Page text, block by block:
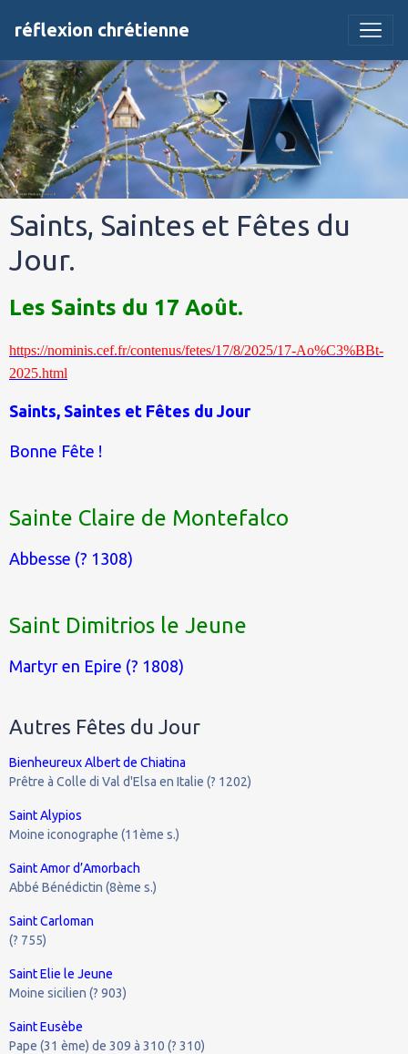
réflexion chrétienne
Saints, Saintes et Fêtes du
Jour.
Les Saints du 17 Août.
https://nominis.cef.fr/contenus/fetes/17/8/2025/17-Ao%C3%BBt-
2025.html
Saints, Saintes et Fêtes du Jour
Bonne Fête !
Sainte Claire de Montefalco
Abbesse (? 1308)
Saint Dimitrios le Jeune
Martyr en Epire (? 1808)
Autres Fêtes du Jour
Bienheureux Albert de Chiatina
Prêtre à Colle di Val d'Elsa en Italie (? 1202)
Saint Alypios
Moine iconographe (11ème s.)
Saint Amor d’Amorbach
Abbé Bénédictin (8ème s.)
Saint Carloman
(? 755)
Saint Elie le Jeune
Moine sicilien (? 903)
Saint Eusèbe
Pape (31 ème) de 309 à 310 (? 310)